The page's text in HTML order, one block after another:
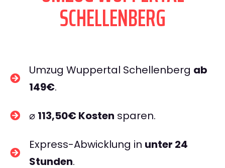
SCHELLENBERG
Umzug Wuppertal Schellenberg ab
149€.
⌀ 113,50€ Kosten sparen.
Express-Abwicklung in unter 24
Stunden.